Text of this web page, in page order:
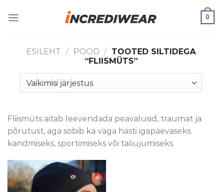
0
ESILEHT / POOD / TOOTED SILTIDEGA
“FLIISMÜTS”
Fliismüts aitab leevendada peavalusid, traumat ja
põrutust, aga sobib ka väga hästi igapäevaseks
kandmiseks, sportimiseks või taliujumiseks.